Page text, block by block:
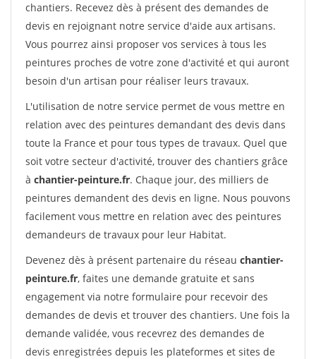
chantiers. Recevez dès à présent des demandes de
devis en rejoignant notre service d'aide aux artisans.
Vous pourrez ainsi proposer vos services à tous les
peintures proches de votre zone d'activité et qui auront
besoin d'un artisan pour réaliser leurs travaux.
L'utilisation de notre service permet de vous mettre en
relation avec des peintures demandant des devis dans
toute la France et pour tous types de travaux. Quel que
soit votre secteur d'activité, trouver des chantiers grâce
à chantier-peinture.fr. Chaque jour, des milliers de
peintures demandent des devis en ligne. Nous pouvons
facilement vous mettre en relation avec des peintures
demandeurs de travaux pour leur Habitat.
Devenez dès à présent partenaire du réseau chantier-
peinture.fr, faites une demande gratuite et sans
engagement via notre formulaire pour recevoir des
demandes de devis et trouver des chantiers. Une fois la
demande validée, vous recevrez des demandes de
devis enregistrées depuis les plateformes et sites de